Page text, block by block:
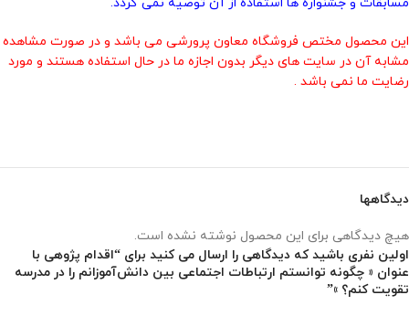
این محصول مختص فروشگاه معاون پرورشی می باشد و در صورت مشاهده
مشابه آن در سایت های دیگر بدون اجازه ما در حال استفاده هستند و مورد
رضایت ما نمی باشد .
دیدگاهها
هیچ دیدگاهی برای این محصول نوشته نشده است.
اولین نفری باشید که دیدگاهی را ارسال می کنید برای “اقدام پژوهی با
عنوان « چگونه توانستم ارتباطات اجتماعی بین دانش‌آموزانم را در مدرسه
تقویت کنم؟ »”